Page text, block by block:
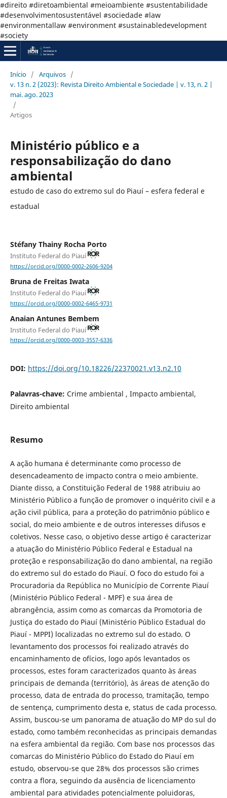
#direito #diretoambiental #meioambiente #sustentabilidade
#desenvolvimentosustentável #sociedade #law
#environmentallaw #environment #sustainabledevelopment
#society
Início / Arquivos /
v. 13 n. 2 (2023): Revista Direito Ambiental e Sociedade | v. 13, n. 2 |
mai. ago. 2023
/
Artigos
Ministério público e a
responsabilização do dano
ambiental
estudo de caso do extremo sul do Piauí – esfera federal e
estadual
Stéfany Thainy Rocha Porto
Instituto Federal do Piauí
https://orcid.org/0000-0002-2606-9204
Bruna de Freitas Iwata
Instituto Federal do Piauí
https://orcid.org/0000-0002-6465-9731
Anaian Antunes Bembem
Instituto Federal do Piauí
https://orcid.org/0000-0003-3557-6336
DOI: https://doi.org/10.18226/22370021.v13.n2.10
Palavras-chave: Crime ambiental , Impacto ambiental,
Direito ambiental
Resumo
A ação humana é determinante como processo de
desencadeamento de impacto contra o meio ambiente.
Diante disso, a Constituição Federal de 1988 atribuiu ao
Ministério Público a função de promover o inquérito civil e a
ação civil pública, para a proteção do patrimônio público e
social, do meio ambiente e de outros interesses difusos e
coletivos. Nesse caso, o objetivo desse artigo é caracterizar
a atuação do Ministério Público Federal e Estadual na
proteção e responsabilização do dano ambiental, na região
do extremo sul do estado do Piauí. O foco do estudo foi a
Procuradoria da República no Município de Corrente Piauí
(Ministério Público Federal - MPF) e sua área de
abrangência, assim como as comarcas da Promotoria de
Justiça do estado do Piauí (Ministério Público Estadual do
Piauí - MPPI) localizadas no extremo sul do estado. O
levantamento dos processos foi realizado através do
encaminhamento de ofícios, logo após levantados os
processos, estes foram caracterizados quanto às áreas
principais de demanda (território), às áreas de atenção do
processo, data de entrada do processo, tramitação, tempo
de sentença, cumprimento desta e, status de cada processo.
Assim, buscou-se um panorama de atuação do MP do sul do
estado, como também reconhecidas as principais demandas
na esfera ambiental da região. Com base nos processos das
comarcas do Ministério Público do Estado do Piauí em
estudo, observou-se que 28% dos processos são crimes
contra a flora, seguindo da ausência de licenciamento
ambiental para atividades potencialmente poluidoras,